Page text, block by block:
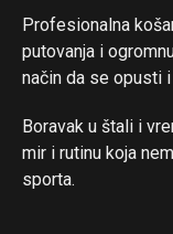
Profesionalna
putovanja i
način da se opusti
Boravak u štali i
mir i rutinu koja
sporta.